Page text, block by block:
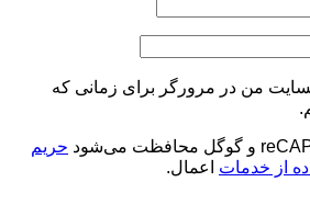
من در مرورگر برای زمانی که
حریم
از خدمات اعمال.